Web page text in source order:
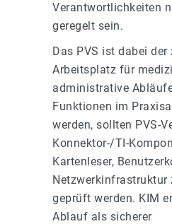
Verantwortlichkeiten
geregelt sein.
Das PVS ist dabei der
Arbeitsplatz für
administrative
Funktionen im
werden, sollten PVS-
Konnektor-/TI-
Kartenleser,
Netzwerkinfrastruktur
geprüft werden. KIM
Ablauf als sicherer